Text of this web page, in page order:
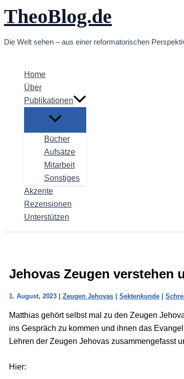
Zum
Inhalt
TheoBlog.de
Die Welt sehen – aus einer reformatorischen
Home
Über
Publikationen
Bücher
Aufsätze
Mitarbeit
Sonstiges
Akzente
Rezensionen
Unterstützen
Jehovas Zeugen verstehen
1. August, 2023 | Zeugen Jehovas | Sektenkunde |
Matthias gehört selbst mal zu den Zeugen
ins Gespräch zu kommen und ihnen das
Lehren der Zeugen Jehovas zusammengefasst
Hier: